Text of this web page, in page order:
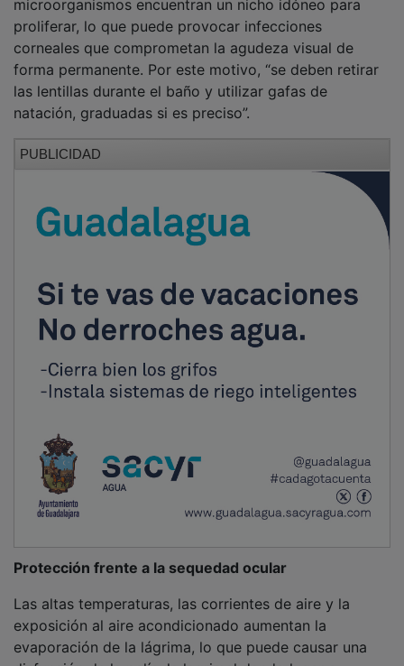
proliferar, lo que puede provocar infecciones
corneales que comprometan la agudeza visual de
forma permanente. Por este motivo, “se deben retirar
las lentillas durante el baño y utilizar gafas de
natación, graduadas si es preciso”.
exposición al aire acondicionado aumentan la
evaporación de la lágrima, lo que puede causar una
disfunción de la película lagrimal dando lugar a